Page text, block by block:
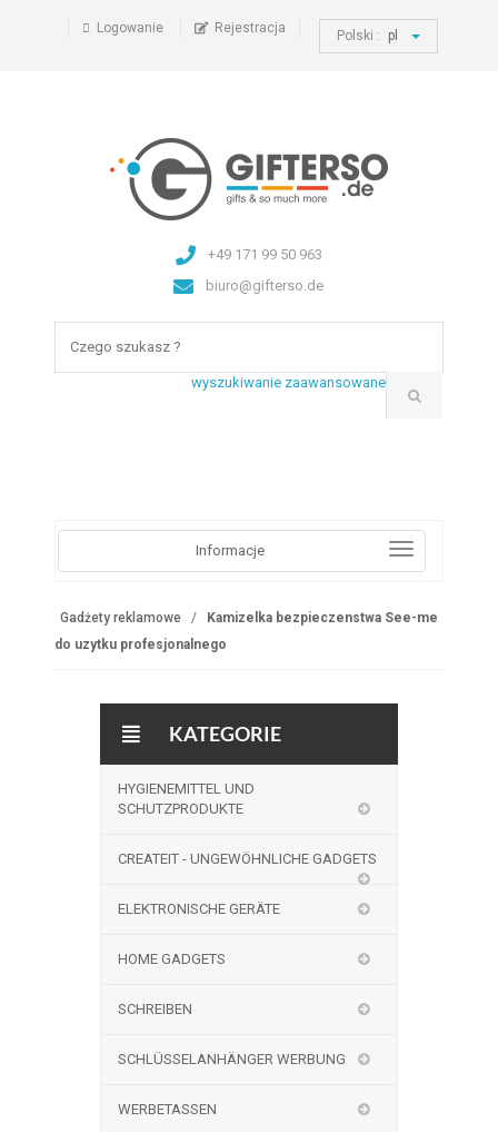
Logowanie Rejestracja Polski : pl
+49 171 99 50 963
biuro@gifterso.de
wyszukiwanie zaawansowane
Informacje
Gadżety reklamowe
Kamizelka bezpieczenstwa See-me
do uzytku profesjonalnego
KATEGORIE
HYGIENEMITTEL UND
SCHUTZPRODUKTE
CREATEIT - UNGEWÖHNLICHE GADGETS
ELEKTRONISCHE GERÄTE
HOME GADGETS
SCHREIBEN
SCHLÜSSELANHÄNGER WERBUNG
WERBETASSEN